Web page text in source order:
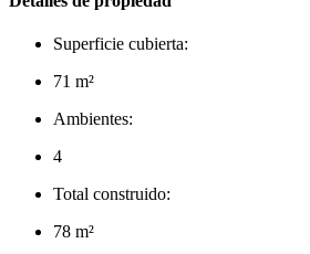
Superficie cubierta:
71 m²
Ambientes:
4
Total construido:
78 m²